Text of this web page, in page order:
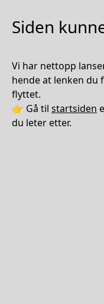
Siden
Vi har nettopp
hende at lenken
flyttet.
👉 Gå til startsiden
du leter etter.